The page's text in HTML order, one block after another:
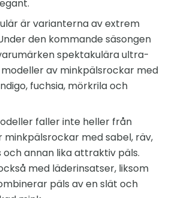
är varianterna av extrem
den kommande säsongen
spektakulära ultra-
av minkpälsrockar med
fuchsia, mörkrila och
faller inte heller från
minkpälsrockar med sabel, räv,
och annan lika attraktiv päls.
med läderinsatser, liksom
päls av en slät och